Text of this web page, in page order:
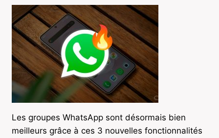
Les groupes WhatsApp sont désormais bien
meilleurs grâce à ces 3 nouvelles fonctionnalités